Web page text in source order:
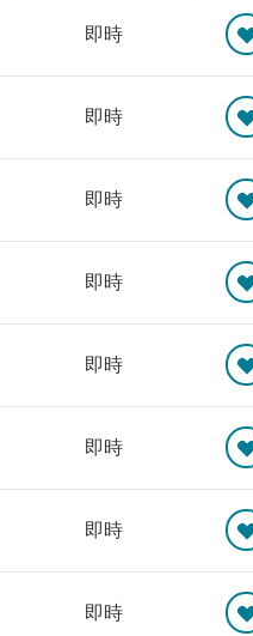
即時
即時
即時
即時
即時
即時
即時
即時